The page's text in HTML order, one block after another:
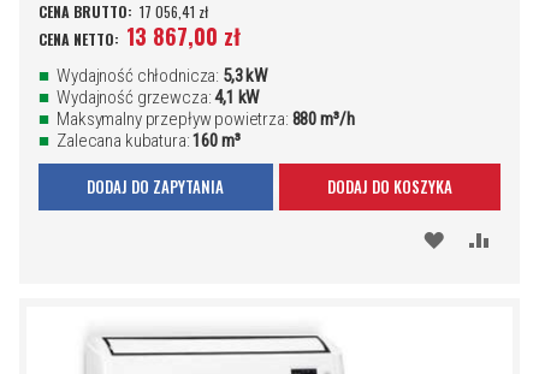
17 056,41 zł
13 867,00 zł
Wydajność chłodnicza: 5,3 kW
Wydajność grzewcza:4,1 kW
Maksymalny przepływ powietrza: 880 m³/h
Zalecana kubatura:160 m³
DODAJ DO KOSZYKA
DODAJ DO ZAPYTANIA
DODAJ